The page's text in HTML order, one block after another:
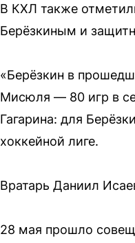
В КХЛ также
Берёзкиным и
«Берёзкин в
Мисюля — 80 игр в
Гагарина: для
хоккейной лиге.
Вратарь Даниил
28 мая прошло